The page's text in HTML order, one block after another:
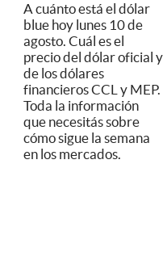
A cuánto está el dólar
blue hoy lunes 10 de
agosto. Cuál es el
precio del dólar oficial y
de los dólares
financieros CCL y MEP.
Toda la información
que necesitás sobre
cómo sigue la semana
en los mercados.